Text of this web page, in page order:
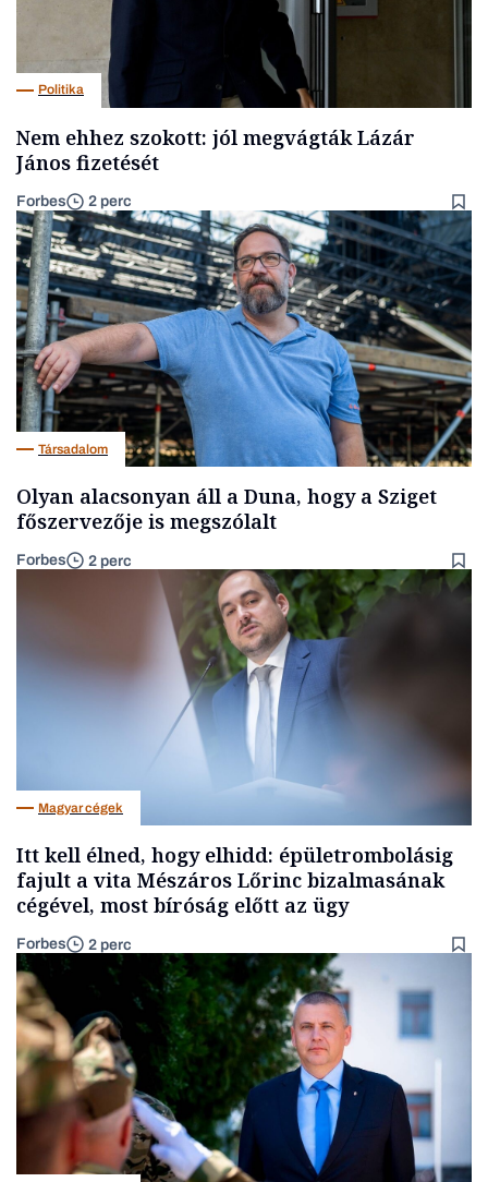
Politika
Nem ehhez szokott: jól megvágták Lázár
János fizetését
Forbes 2 perc
Társadalom
Olyan alacsonyan áll a Duna, hogy a Sziget
főszervezője is megszólalt
Forbes 2 perc
Magyar cégek
Itt kell élned, hogy elhidd: épületrombolásig
fajult a vita Mészáros Lőrinc bizalmasának
cégével, most bíróság előtt az ügy
Forbes 2 perc